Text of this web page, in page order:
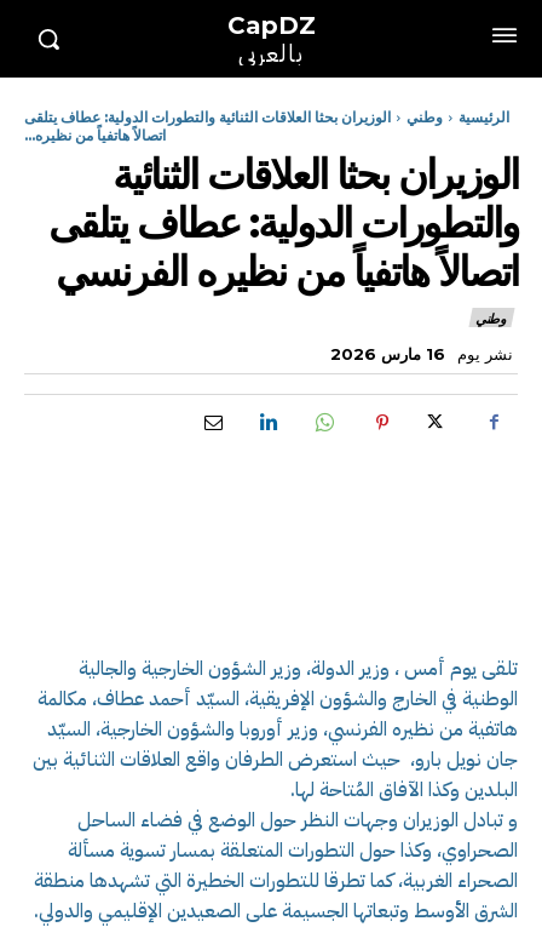
CapDZ
بالعربي
الرئيسية وطني
الوزيران بحثا العلاقات الثنائية والتطورات الدولية: عطاف يتلقى
اتصالاً هاتفياً من نظيره...
الوزيران بحثا العلاقات الثنائية
والتطورات الدولية: عطاف يتلقى
اتصالاً هاتفياً من نظيره الفرنسي
وطني
نشر يوم 16 مارس 2026
تلقى يوم أمس ، وزير الدولة، وزير الشؤون الخارجية والجالية
الوطنية في الخارج والشؤون الإفريقية، السيّد أحمد عطاف، مكالمة
هاتفية من نظيره الفرنسي، وزير أوروبا والشؤون الخارجية، السيّد
جان نويل بارو، حيث استعرض الطرفان واقع العلاقات الثنائية بين
البلدين وكذا الآفاق المُتاحة لها.
و تبادل الوزيران وجهات النظر حول الوضع في فضاء الساحل
الصحراوي، وكذا حول التطورات المتعلقة بمسار تسوية مسألة
الصحراء الغربية، كما تطرقا للتطورات الخطيرة التي تشهدها منطقة
الشرق الأوسط وتبعاتها الجسيمة على الصعيدين الإقليمي والدولي.